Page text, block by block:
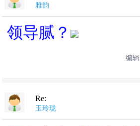
雅韵
领导腻？
编辑
Re:
玉玲珑